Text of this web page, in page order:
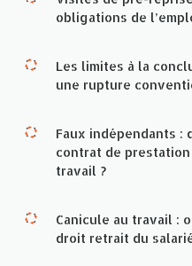
obligations de
Les limites à la
une rupture
Faux indépendants :
contrat de
travail ?
Canicule au travail :
droit retrait du